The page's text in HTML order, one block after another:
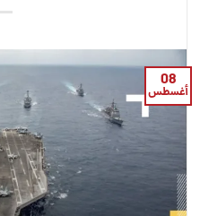
08
أغسطس